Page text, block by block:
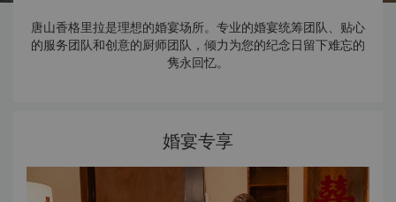
唐山香格里拉是理想的婚宴场所。专业的婚宴统筹团队、贴心
的服务团队和创意的厨师团队，倾力为您的纪念日留下难忘的
隽永回忆。
婚宴专享